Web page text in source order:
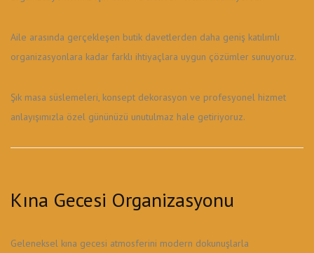
Aile arasında gerçekleşen butik davetlerden daha geniş katılımlı
organizasyonlara kadar farklı ihtiyaçlara uygun çözümler sunuyoruz.
Şık masa süslemeleri, konsept dekorasyon ve profesyonel hizmet
anlayışımızla özel gününüzü unutulmaz hale getiriyoruz.
Kına Gecesi Organizasyonu
Geleneksel kına gecesi atmosferini modern dokunuşlarla